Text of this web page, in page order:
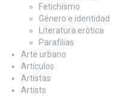
Fetichismo
Género e identidad
Literatura erótica
Parafilias
Arte urbano
Artículos
Artistas
Artists